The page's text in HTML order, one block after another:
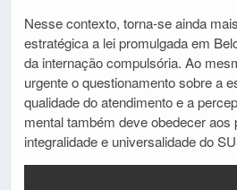
Nesse contexto, torna-se ainda
estratégica a lei promulgada em
da internação compulsória. Ao
urgente o questionamento sobre a
qualidade do atendimento e a
mental também deve obedecer aos
integralidade e universalidade do